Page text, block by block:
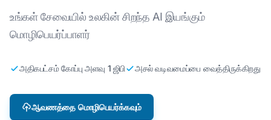
உங்கள் சேவையில் உலகின் சிறந்த AI இயங்கும்
மொழிபெயர்ப்பாளர்
அதிகபட்சம் கோப்பு அளவு 1 ஜிபி அசல் வடிவமைப்பை வைத்திருக்கிறது
ஆவணத்தை மொழிபெயர்க்கவும்